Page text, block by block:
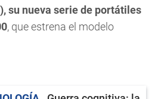
su nueva serie de portátiles
, que estrena el modelo